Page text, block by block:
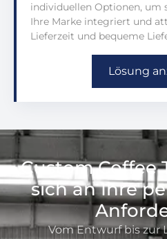
individuellen Optionen, um
Ihre Marke integriert und
Lieferzeit und bequeme
Lösung
Custom Coffee
sich an Ihre
Vom Entwurf bis zur